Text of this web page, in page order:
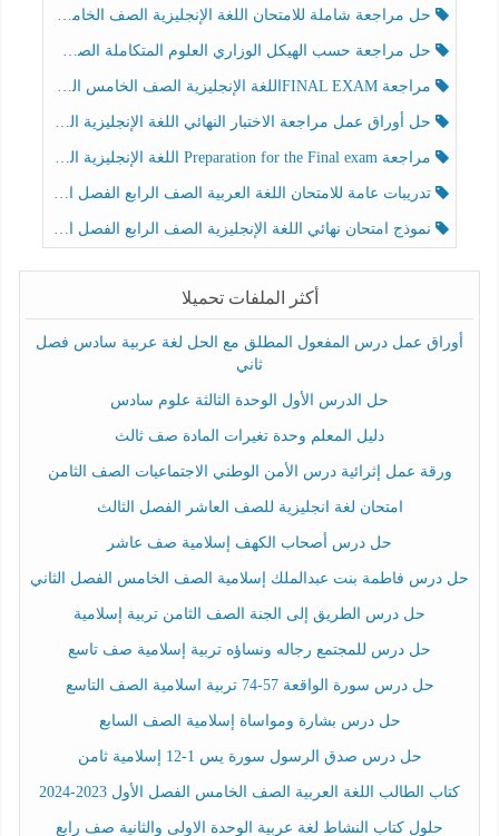
حل مراجعة شاملة للامتحان اللغة الإنجليزية الصف الخامس الفصل الثالث
حل مراجعة حسب الهيكل الوزاري العلوم المتكاملة الصف الخامس عام الفصل الثالث
مراجعة FINAL EXAMاللغة الإنجليزية الصف الخامس الفصل الثالث
حل أوراق عمل مراجعة الاختبار النهائي اللغة الإنجليزية الصف الرابع الفصل الثالث
مراجعة Preparation for the Final exam اللغة الإنجليزية الصف الرابع الفصل الثالث
تدريبات عامة للامتحان اللغة العربية الصف الرابع الفصل الثالث
نموذج امتحان نهائي اللغة الإنجليزية الصف الرابع الفصل الثالث
أكثر الملفات تحميلا
أوراق عمل درس المفعول المطلق مع الحل لغة عربية سادس فصل
ثاني
حل الدرس الأول الوحدة الثالثة علوم سادس
دليل المعلم وحدة تغيرات المادة صف ثالث
ورقة عمل إثرائية درس الأمن الوطني الاجتماعيات الصف الثامن
امتحان لغة انجليزية للصف العاشر الفصل الثالث
حل درس أصحاب الكهف إسلامية صف عاشر
حل درس فاطمة بنت عبدالملك إسلامية الصف الخامس الفصل الثاني
حل درس الطريق إلى الجنة الصف الثامن تربية إسلامية
حل درس للمجتمع رجاله ونساؤه تربية إسلامية صف تاسع
حل درس سورة الواقعة 57-74 تربية اسلامية الصف التاسع
حل درس بشارة ومواساة إسلامية الصف السابع
حل درس صدق الرسول سورة يس 1-12 إسلامية ثامن
كتاب الطالب اللغة العربية الصف الخامس الفصل الأول 2023-2024
حلول كتاب النشاط لغة عربية الوحدة الاولى والثانية صف رابع